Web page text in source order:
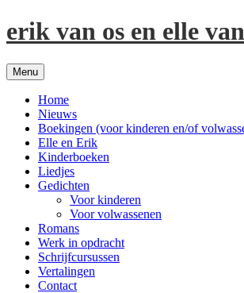
Spring
naar
erik van os en elle
Menu
Home
Nieuws
Boekingen (voor kinderen en/of
Elle en Erik
Kinderboeken
Liedjes
Gedichten
Voor kinderen
Voor volwassenen
Romans
Werk in opdracht
Schrijfcursussen
Vertalingen
Contact